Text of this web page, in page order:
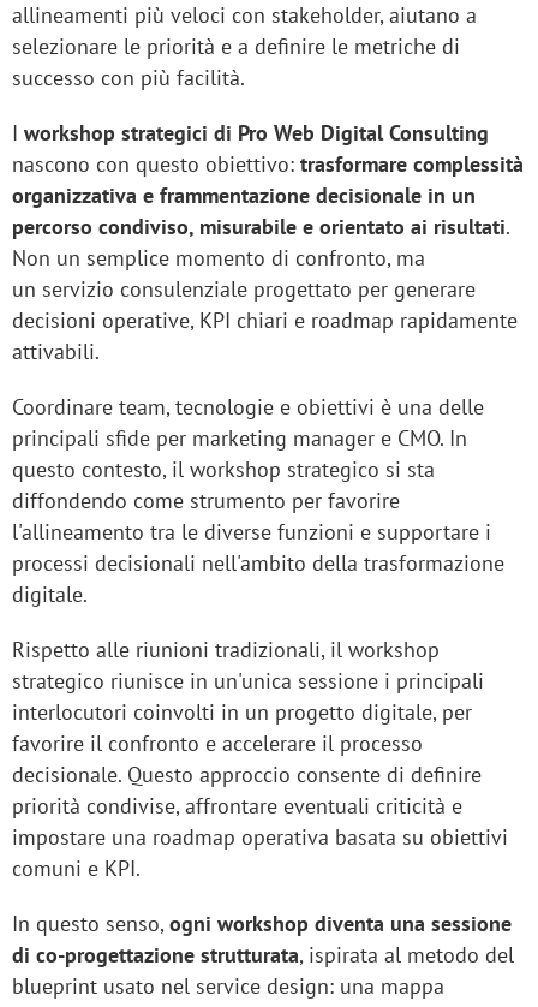
allineamenti più veloci con stakeholder, aiutano a
selezionare le priorità e a definire le metriche di
successo con più facilità.
I workshop strategici di Pro Web Digital Consulting
nascono con questo obiettivo: trasformare complessità
organizzativa e frammentazione decisionale in un
percorso condiviso, misurabile e orientato ai risultati.
Non un semplice momento di confronto, ma
un servizio consulenziale progettato per generare
decisioni operative, KPI chiari e roadmap rapidamente
attivabili.
Coordinare team, tecnologie e obiettivi è una delle
principali sfide per marketing manager e CMO. In
questo contesto, il workshop strategico si sta
diffondendo come strumento per favorire
l'allineamento tra le diverse funzioni e supportare i
processi decisionali nell'ambito della trasformazione
digitale.
Rispetto alle riunioni tradizionali, il workshop
strategico riunisce in un'unica sessione i principali
interlocutori coinvolti in un progetto digitale, per
favorire il confronto e accelerare il processo
decisionale. Questo approccio consente di definire
priorità condivise, affrontare eventuali criticità e
impostare una roadmap operativa basata su obiettivi
comuni e KPI.
In questo senso,ogni workshop diventa una sessione
di co-progettazione strutturata, ispirata al metodo del
blueprint usato nel service design: una mappa